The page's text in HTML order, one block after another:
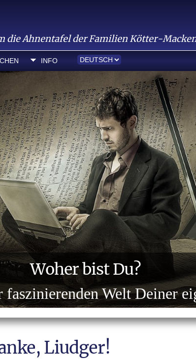
die Ahnentafel der Familien Kötter-
INFO
Woher bist Du?
Welt Deiner
Liudger!